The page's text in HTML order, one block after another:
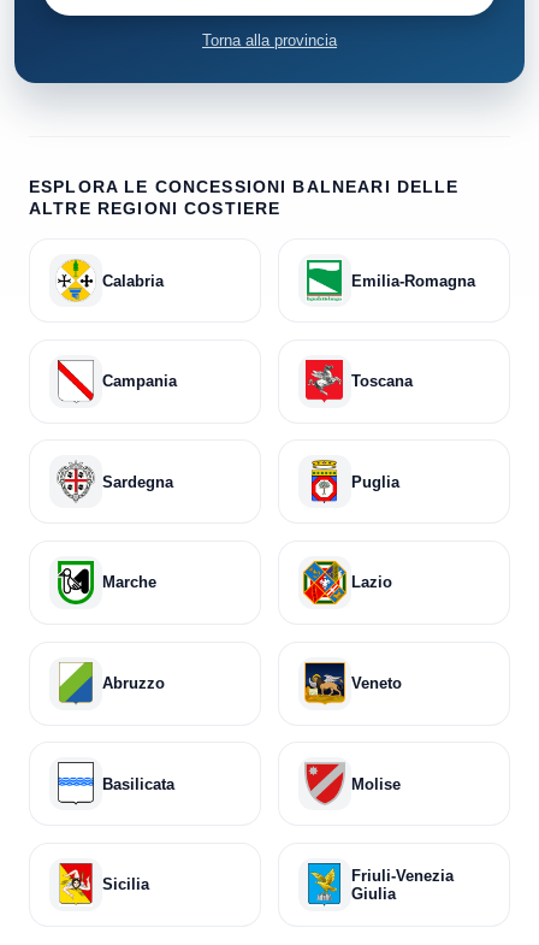
Torna alla provincia
ESPLORA LE CONCESSIONI BALNEARI DELLE
ALTRE REGIONI COSTIERE
Calabria Emilia-Romagna
Campania Toscana
Sardegna Puglia
Marche Lazio
Abruzzo Veneto
Basilicata Molise
Sicilia
Friuli-Venezia
Giulia